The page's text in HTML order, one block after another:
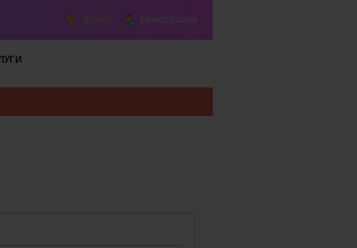
Войти Регистрация